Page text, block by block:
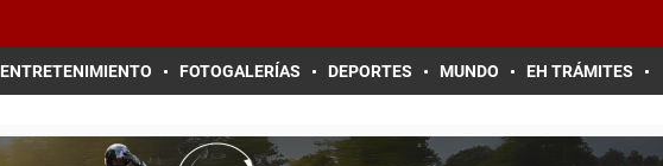
ENTRETENIMIENTO FOTOGALERÍAS DEPORTES MUNDO EH TRÁMITES